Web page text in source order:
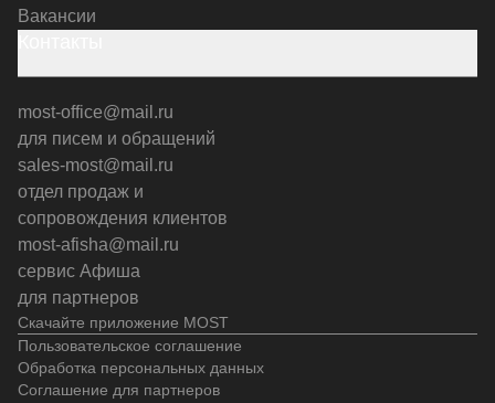
Скачайте приложение MOST
Вакансии
most-office@mail.ru
для писем и обращений
sales-most@mail.ru
отдел продаж и
сопровождения клиентов
most-afisha@mail.ru
сервис Афиша
для партнеров
Пользовательское соглашение
Обработка персональных данных
Соглашение для партнеров